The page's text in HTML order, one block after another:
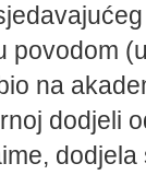
povodom
na
dodjeli